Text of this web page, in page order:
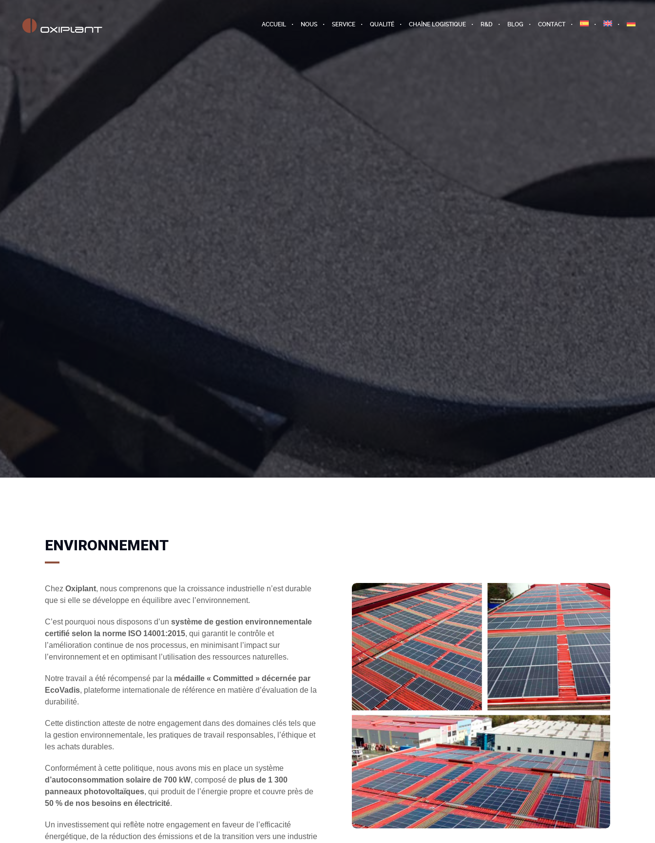
ACCUEIL NOUS SERVICE QUALITÉ CHAÎNE LOGISTIQUE R&D BLOG CONTACT
ENVIRONNEMENT
Chez Oxiplant, nous comprenons que la croissance industrielle n’est durable
que si elle se développe en équilibre avec l’environnement.
C’est pourquoi nous disposons d’un système de gestion environnementale
certifié selon la norme ISO 14001:2015, qui garantit le contrôle et
l’amélioration continue de nos processus, en minimisant l’impact sur
l’environnement et en optimisant l’utilisation des ressources naturelles.
Notre travail a été récompensé par la médaille « Committed » décernée par
EcoVadis, plateforme internationale de référence en matière d’évaluation de la
durabilité.
Cette distinction atteste de notre engagement dans des domaines clés tels que
la gestion environnementale, les pratiques de travail responsables, l’éthique et
les achats durables.
Conformément à cette politique, nous avons mis en place un système
d’autoconsommation solaire de 700 kW, composé de plus de 1 300
panneaux photovoltaïques, qui produit de l’énergie propre et couvre près de
50 % de nos besoins en électricité.
Un investissement qui reflète notre engagement en faveur de l’efficacité
énergétique, de la réduction des émissions et de la transition vers une industrie